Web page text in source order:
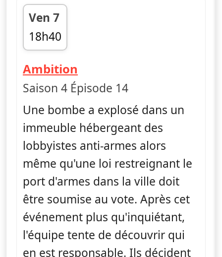
Ven 7
18h40
fin 19h25
Ambition
Saison 4 Épisode 14
Une bombe a explosé dans un
immeuble hébergeant des
lobbyistes anti-armes alors
même qu'une loi restreignant le
port d'armes dans la ville doit
être soumise au vote. Après cet
événement plus qu'inquiétant,
l'équipe tente de découvrir qui
en est responsable. Ils décident